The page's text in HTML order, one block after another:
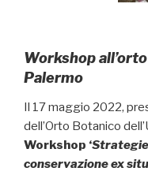
Workshop
Palermo
Il 17 maggio 2022,
dell’Orto Botanico
Workshop ‘
conservazione ex